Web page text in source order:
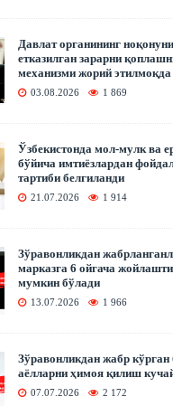
Давлат органининг
етказилган зарарни
механизми жорий этилмоқда
03.08.2026 1 869
Ўзбекистонда мол-мулк ва
бўйича имтиёзлардан
тартиби белгиланди
21.07.2026 1 914
Зўравонликдан
марказга 6 ойгача
мумкин бўлади
13.07.2026 1 966
Зўравонликдан жабр кўрган
аёлларни ҳимоя қилиш
07.07.2026 2 172